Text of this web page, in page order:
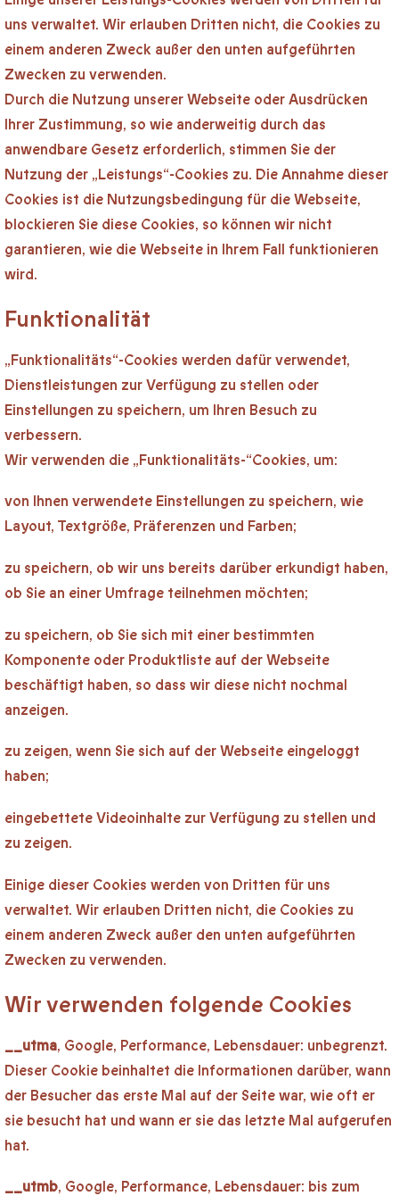
uns verwaltet. Wir erlauben Dritten nicht, die Cookies zu
einem anderen Zweck außer den unten aufgeführten
Zwecken zu verwenden.
Durch die Nutzung unserer Webseite oder Ausdrücken
Ihrer Zustimmung, so wie anderweitig durch das
anwendbare Gesetz erforderlich, stimmen Sie der
Nutzung der „Leistungs“-Cookies zu. Die Annahme dieser
Cookies ist die Nutzungsbedingung für die Webseite,
blockieren Sie diese Cookies, so können wir nicht
garantieren, wie die Webseite in Ihrem Fall funktionieren
wird.
Funktionalität
„Funktionalitäts“-Cookies werden dafür verwendet,
Dienstleistungen zur Verfügung zu stellen oder
Einstellungen zu speichern, um Ihren Besuch zu
verbessern.
Wir verwenden die „Funktionalitäts-“Cookies, um:
von Ihnen verwendete Einstellungen zu speichern, wie
Layout, Textgröße, Präferenzen und Farben;
zu speichern, ob wir uns bereits darüber erkundigt haben,
ob Sie an einer Umfrage teilnehmen möchten;
zu speichern, ob Sie sich mit einer bestimmten
Komponente oder Produktliste auf der Webseite
beschäftigt haben, so dass wir diese nicht nochmal
anzeigen.
zu zeigen, wenn Sie sich auf der Webseite eingeloggt
haben;
eingebettete Videoinhalte zur Verfügung zu stellen und
zu zeigen.
Einige dieser Cookies werden von Dritten für uns
verwaltet. Wir erlauben Dritten nicht, die Cookies zu
einem anderen Zweck außer den unten aufgeführten
Zwecken zu verwenden.
Wir verwenden folgende Cookies
__utma, Google, Performance, Lebensdauer: unbegrenzt.
Dieser Cookie beinhaltet die Informationen darüber, wann
der Besucher das erste Mal auf der Seite war, wie oft er
sie besucht hat und wann er sie das letzte Mal aufgerufen
hat.
__utmb, Google, Performance, Lebensdauer: bis zum